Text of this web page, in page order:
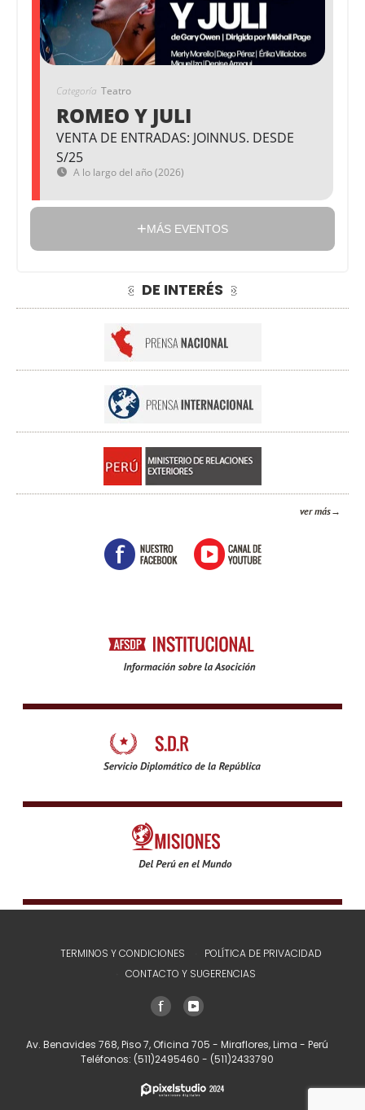
Categoría Teatro
ROMEO Y JULI
VENTA DE ENTRADAS: JOINNUS. DESDE
S/25
A lo largo del año (2026)
MÁS EVENTOS
DE INTERÉS
ver más
TERMINOS Y CONDICIONES
POLÍTICA DE PRIVACIDAD
CONTACTO Y SUGERENCIAS
Av. Benavides 768, Piso 7, Oficina 705 - Miraflores, Lima - Perú
Teléfonos: (511)2495460 - (511)2433790